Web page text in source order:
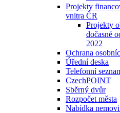
Projekty
vnitra ČR
Projekty
dočasné
2022
Ochrana
Úřední deska
Telefonní
CzechPOINT
Sběrný dvůr
Rozpočet města
Nabídka